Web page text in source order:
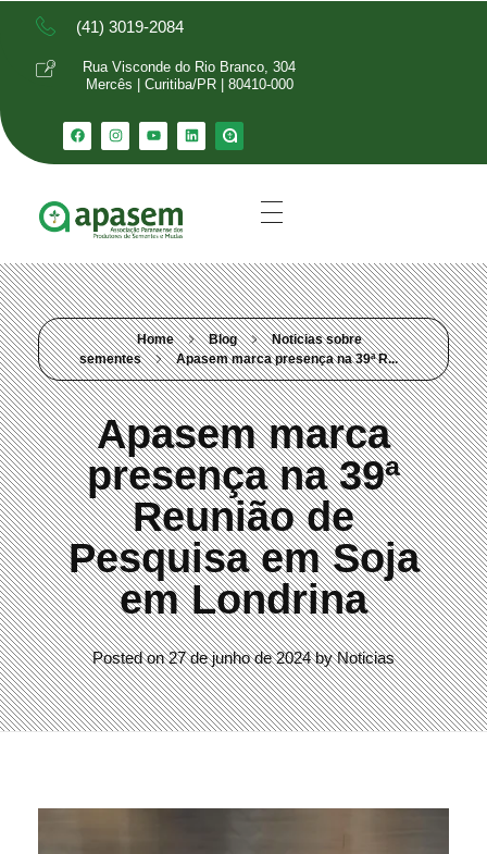
(41) 3019-2084
Rua Visconde do Rio Branco, 304
Mercês | Curitiba/PR | 80410-000
Home Blog
Noticias sobre
sementes
Apasem marca presença na 39ª R...
Apasem marca
presença na 39ª
Reunião de
Pesquisa em Soja
em Londrina
Posted on 27 de junho de 2024 by Noticias